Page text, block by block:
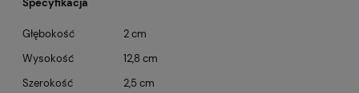
Głębokość
2 cm
Wysokość
12,8 cm
Szerokość
2,5 cm